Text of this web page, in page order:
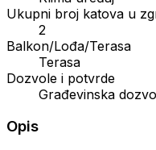
Ukupni broj katova u
2
Balkon/Lođa/Terasa
Terasa
Dozvole i potvrde
Građevinska
Opis